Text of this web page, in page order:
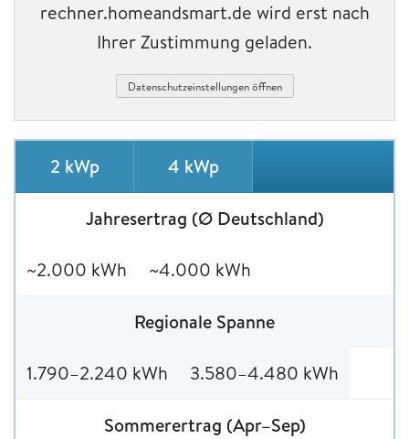
rechner.homeandsmart.de wird erst nach
Ihrer Zustimmung geladen.
Datenschutzeinstellungen öffnen
2 kWp 4 kWp
Jahresertrag (Ø Deutschland)
~2.000 kWh ~4.000 kWh
Regionale Spanne
1.790–2.240 kWh 3.580–4.480 kWh
Sommerertrag (Apr–Sep)